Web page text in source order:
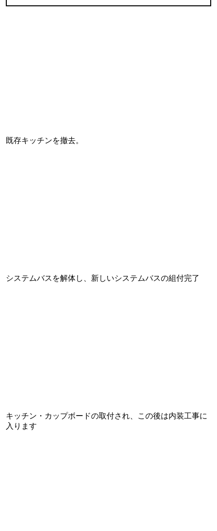
既存キッチンを撤去。
システムバスを解体し、新しいシステムバスの組付完了
キッチン・カップボードの取付され、この後は内装工事に
入ります